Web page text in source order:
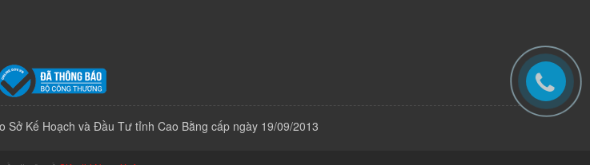
Sở Kế Hoạch và Đầu Tư tỉnh Cao Bằng cấp ngày 19/09/2013